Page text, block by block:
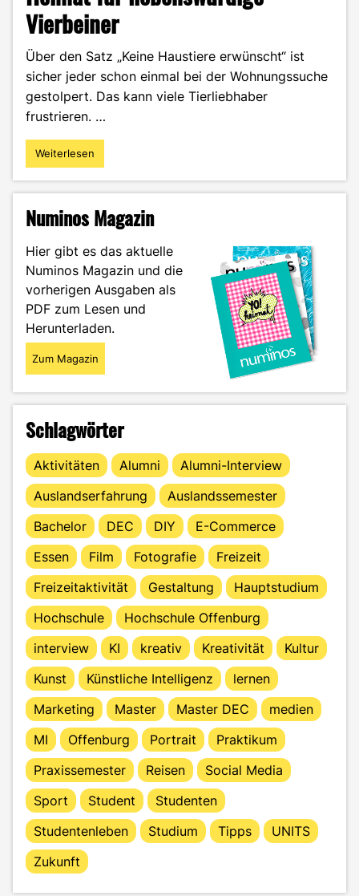
Vierbeiner
Über den Satz „Keine Haustiere erwünscht“ ist
sicher jeder schon einmal bei der Wohnungssuche
gestolpert. Das kann viele Tierliebhaber
frustrieren. …
"Das
Tierheim
–
Heimat
für
liebenswürdige
Vierbeiner"
Weiterlesen
Numinos Magazin
Hier gibt es das aktuelle
Numinos Magazin und die
vorherigen Ausgaben als
PDF zum Lesen und
Herunterladen.
Zum Magazin
Schlagwörter
Aktivitäten Alumni
Alumni-Interview
Auslandserfahrung
Auslandssemester
Bachelor
DEC DIY
E-Commerce
Essen
Film Fotografie
Freizeit
Freizeitaktivität
Gestaltung
Hauptstudium
Hochschule
Hochschule Offenburg
interview
KI kreativ Kreativität
Kultur
Kunst
Künstliche Intelligenz
lernen
Marketing
Master Master DEC
medien
MI
Offenburg Portrait
Praktikum
Praxissemester
Reisen
Social Media
Sport
Student
Studenten
Studentenleben
Studium Tipps
UNITS
Zukunft